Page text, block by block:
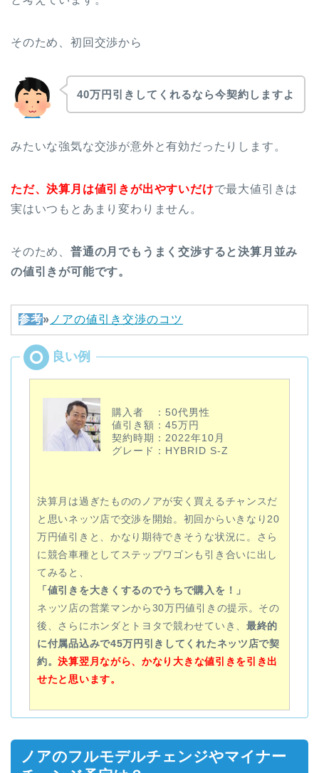
そのため、初回交渉から
40万円引きしてくれるなら今契約しますよ
みたいな強気な交渉が意外と有効だったりします。
ただ、決算月は値引きが出やすいだけで最大値引きは
実はいつもとあまり変わりません。
そのため、 普通の月でもうまく交渉すると決算月並み
の値引きが可能です。
参考» ノアの値引き交渉のコツ
購入者 ：50代男性
値引き額：45万円
契約時期：2022年10月
グレード：HYBRID S-Z
決算月は過ぎたもののノアが安く買えるチャンスだ
と思いネッツ店で交渉を開始。初回からいきなり20
万円値引きと、かなり期待できそうな状況に。さら
に競合車種としてステップワゴンも引き合いに出し
てみると、
「値引きを大きくするのでうちで購入を！」
ネッツ店の営業マンから30万円値引きの提示。その
後、さらにホンダとトヨタで競わせていき、 最終的
に付属品込みで45万円引きしてくれたネッツ店で契
約。決算翌月ながら、かなり大きな値引きを引き出
せたと思います。
ノアのフルモデルチェンジやマイナー